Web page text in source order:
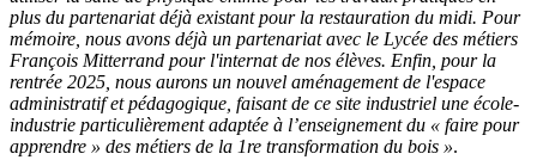
plus du partenariat déjà existant pour la restauration du midi. Pour
mémoire, nous avons déjà un partenariat avec le Lycée des métiers
François Mitterrand pour l'internat de nos élèves. Enfin, pour la
rentrée 2025, nous aurons un nouvel aménagement de l'espace
administratif et pédagogique, faisant de ce site industriel une école-
industrie particulièrement adaptée à l’enseignement du « faire pour
apprendre » des métiers de la 1re transformation du bois ».